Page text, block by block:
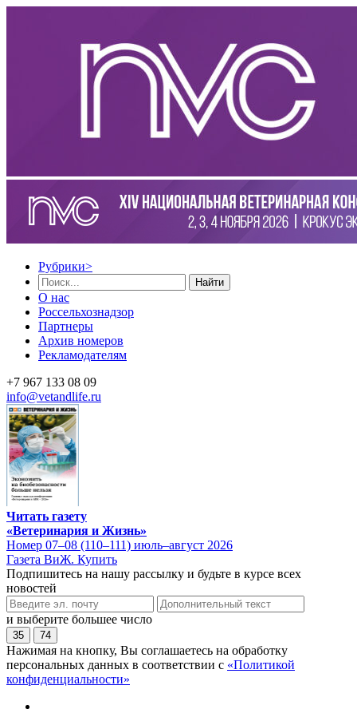
Рубрики>
Найти
О нас
Россельхознадзор
Партнеры
Архив номеров
Рекламодателям
+7 967 133 08 09
info@vetandlife.ru
Читать газету
«Ветеринария и Жизнь»
Номер 07–08 (110–111) июль–август 2026
Газета ВиЖ. Купить
Подпишитесь на нашу рассылку и будьте в курсе всех
новостей
и выберите большее число
35 74
Нажимая на кнопку, Вы соглашаетесь на обработку
персональных данных в соответствии с «Политикой
конфиденциальности»